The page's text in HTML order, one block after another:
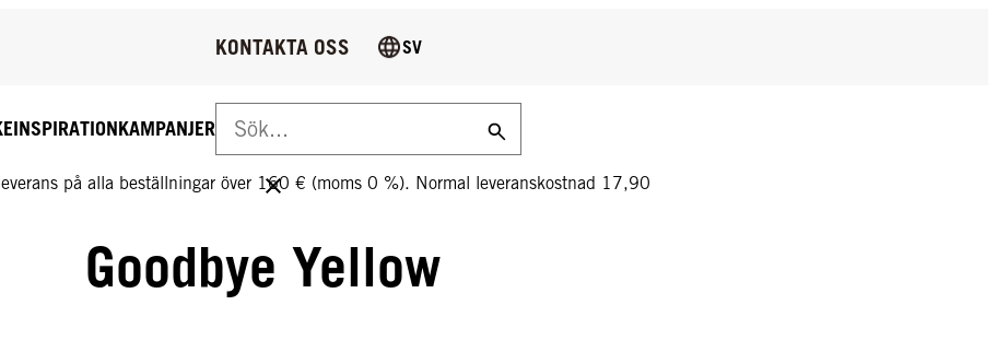
LEVERANS PÅ ALLA BESTÄLLNINGAR ÖVER 160 €!
på alla beställningar över 160 € (moms 0 %). Normal leveranskostnad 17,90
INSPIRATIONKAMPANJER
KONTAKTA OSS SV
Goodbye Yellow